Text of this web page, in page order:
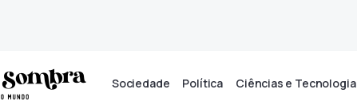
Sociedade Política Ciências e Tecnologia